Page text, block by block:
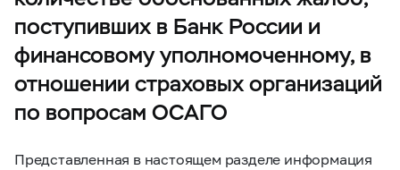
поступивших в Банк России и
финансовому уполномоченному, в
отношении страховых организаций
по вопросам ОСАГО
Представленная в настоящем разделе информация